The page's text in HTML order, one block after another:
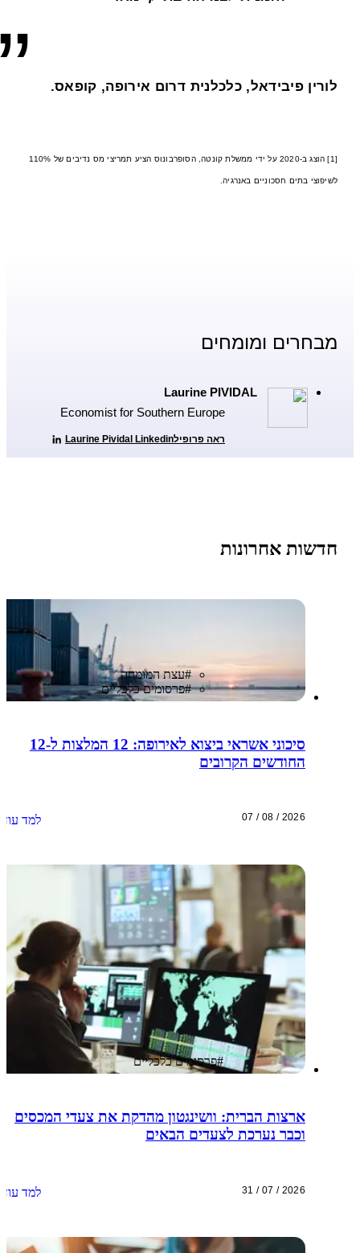
לורין פיבידאל, כלכלנית דרום אירופה, קופאס.
[1] הוצג ב-2020 על ידי ממשלת קונטה, הסופרבונוס הציע תמריצי מס נדיבים של 110%
לשיפוצי בתים חסכוניים באנרגיה.
מבחרים ומומחים
Laurine PIVIDAL
Economist for Southern Europe
ראה פרופילLaurine Pividal Linkedin
חדשות אחרונות
#עצת המומחה
#פרסומים כלכליים
סיכוני אשראי ביצוא לאירופה: 12 המלצות ל-12
החודשים הקרובים
07 / 08 / 2026 למד עוד
#פרסומים כלכליים
ארצות הברית: וושינגטון מהדקת את צעדי המכסים
וכבר נערכת לצעדים הבאים
31 / 07 / 2026 למד עוד